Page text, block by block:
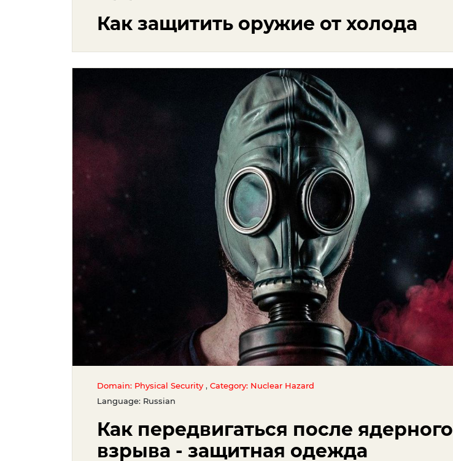
Как защитить оружие от холода
Domain: Physical Security , Category: Nuclear Hazard
Language: Russian
Как передвигаться после ядерного
взрыва - защитная одежда